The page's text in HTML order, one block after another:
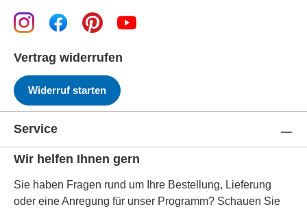
Vertrag widerrufen
Widerruf starten
Service
Wir helfen Ihnen gern
Sie haben Fragen rund um Ihre Bestellung, Lieferung
oder eine Anregung für unser Programm? Schauen Sie